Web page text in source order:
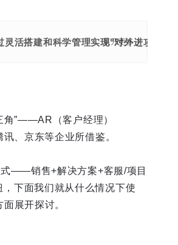
活搭建和科学管理实现"对外进攻性"
展开更多
角”——AR（客户经理）
、京东等企业所借鉴。
式——销售+解决方案+客服/项目
下面我们就从什么情况下使
展开探讨。